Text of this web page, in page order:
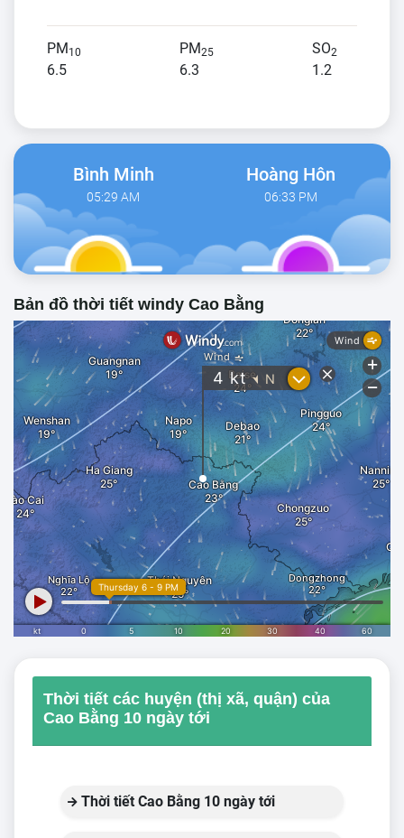
PM10
6.5
PM25
6.3
SO2
1.2
Bình Minh
05:29 AM
Hoàng Hôn
06:33 PM
Bản đồ thời tiết windy Cao Bằng
Thời tiết các huyện (thị xã, quận) của
Cao Bằng 10 ngày tới
Thời tiết Cao Bằng 10 ngày tới